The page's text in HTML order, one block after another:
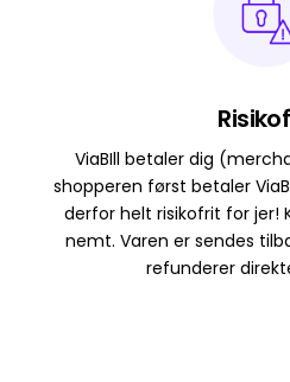
ViaBIll betaler dig
shopperen først betaler
derfor helt risikofrit for jer!
nemt. Varen er sendes
refunderer